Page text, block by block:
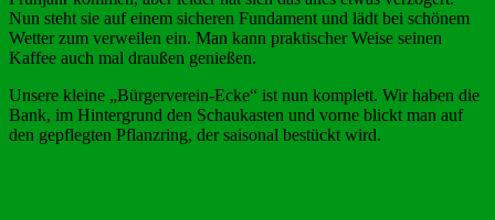
Nun steht sie auf einem sicheren Fundament und lädt bei schönem
Wetter zum verweilen ein. Man kann praktischer Weise seinen
Kaffee auch mal draußen genießen.
Unsere kleine „Bürgerverein-Ecke“ ist nun komplett. Wir haben die
Bank, im Hintergrund den Schaukasten und vorne blickt man auf
den gepflegten Pflanzring, der saisonal bestückt wird.